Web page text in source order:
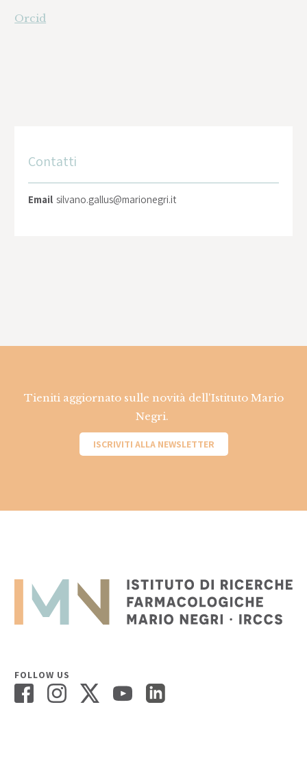
Orcid
Contatti
Email silvano.gallus@marionegri.it
Tieniti aggiornato sulle novità dell'Istituto Mario
Negri.
ISCRIVITI ALLA NEWSLETTER
FOLLOW US